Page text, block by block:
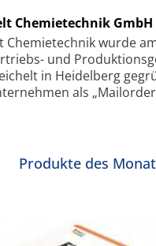
Chemietechnik GmbH
Chemietechnik wurde
und
in Heidelberg
als
Produkte des